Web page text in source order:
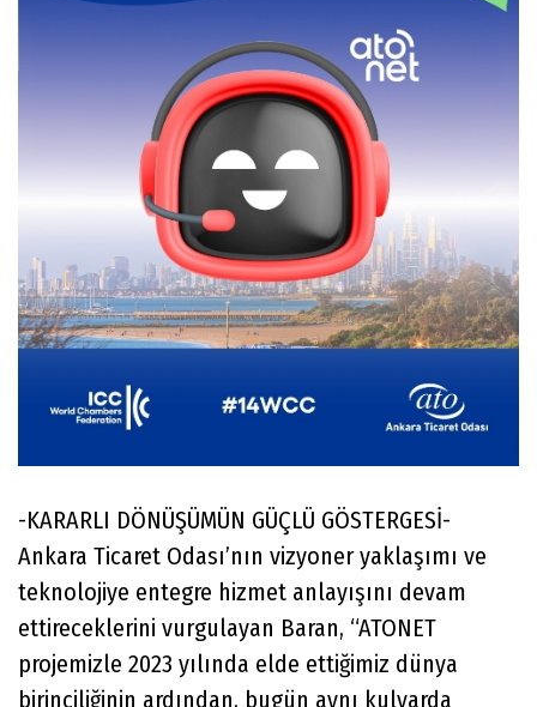
-KARARLI DÖNÜŞÜMÜN GÜÇLÜ GÖSTERGESİ-
Ankara Ticaret Odası’nın vizyoner yaklaşımı ve
teknolojiye entegre hizmet anlayışını devam
ettireceklerini vurgulayan Baran, “ATONET
projemizle 2023 yılında elde ettiğimiz dünya
birinciliğinin ardından, bugün aynı kulvarda